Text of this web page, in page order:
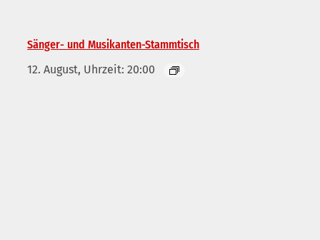
Sänger- und Musikanten-Stammtisch
12. August, Uhrzeit: 20:00